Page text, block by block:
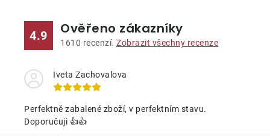
4.9 Ověřeno zákazníky
1610 recenzí. Zobrazit všechny recenze
Iveta Zachovalova
Perfektně zabalené zboží, v perfektním stavu.
Doporučuji 👍👍